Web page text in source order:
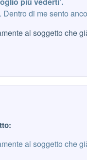
di me sento
al soggetto che
al soggetto che